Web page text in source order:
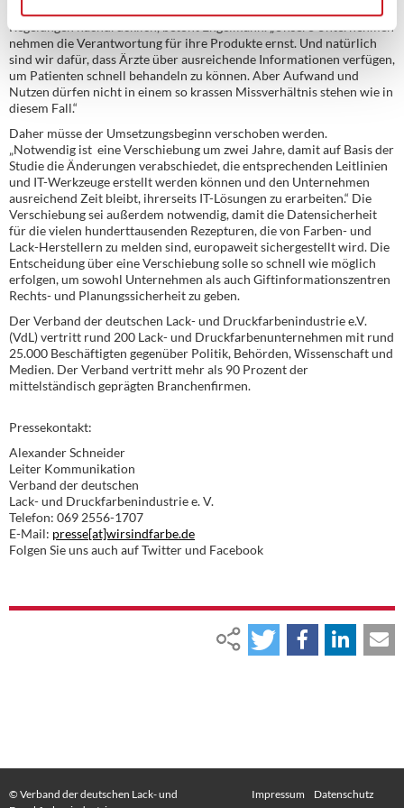
Der VdL unterstütze eine Überarbeitung der europäischen
Regelungen nachdrücklich, betont Engelmann. „Unsere Unternehmen
nehmen die Verantwortung für ihre Produkte ernst. Und natürlich
sind wir dafür, dass Ärzte über ausreichende Informationen verfügen,
um Patienten schnell behandeln zu können. Aber Aufwand und
Nutzen dürfen nicht in einem so krassen Missverhältnis stehen wie in
diesem Fall.“
Daher müsse der Umsetzungsbeginn verschoben werden.
„Notwendig ist eine Verschiebung um zwei Jahre, damit auf Basis der
Studie die Änderungen verabschiedet, die entsprechenden Leitlinien
und IT-Werkzeuge erstellt werden können und den Unternehmen
ausreichend Zeit bleibt, ihrerseits IT-Lösungen zu erarbeiten.“ Die
Verschiebung sei außerdem notwendig, damit die Datensicherheit
für die vielen hunderttausenden Rezepturen, die von Farben- und
Lack-Herstellern zu melden sind, europaweit sichergestellt wird. Die
Entscheidung über eine Verschiebung solle so schnell wie möglich
erfolgen, um sowohl Unternehmen als auch Giftinformationszentren
Rechts- und Planungssicherheit zu geben.
Der Verband der deutschen Lack- und Druckfarbenindustrie e.V.
(VdL) vertritt rund 200 Lack- und Druckfarbenunternehmen mit rund
25.000 Beschäftigten gegenüber Politik, Behörden, Wissenschaft und
Medien. Der Verband vertritt mehr als 90 Prozent der
mittelständisch geprägten Branchenfirmen.
Pressekontakt:
Alexander Schneider
Leiter Kommunikation
Verband der deutschen
Lack- und Druckfarbenindustrie e. V.
Telefon: 069 2556-1707
E-Mail: presse[at]wirsindfarbe.de
Folgen Sie uns auch auf Twitter und Facebook
© Verband der deutschen Lack- und
Impressum Datenschutz